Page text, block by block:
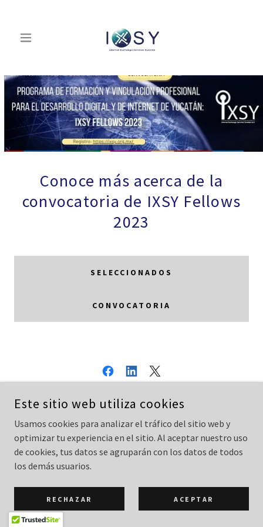
Conoce más acerca de la
convocatoria de IXSY Fellows
2023
SELECCIONADOS
CONVOCATORIA
IXSY.ORG.MX
MÉRIDA, YUCATÁN, MÉXICO
COPYRIGHT © 2025 IXSY.ORG.MX - TODOS LOS DERECHOS
Este sitio web utiliza cookies
Usamos cookies para analizar el tráfico del sitio web y
optimizar tu experiencia en el sitio. Al aceptar nuestro uso
de cookies, tus datos se agruparán con los datos de todos
los demás usuarios.
RECHAZAR ACEPTAR